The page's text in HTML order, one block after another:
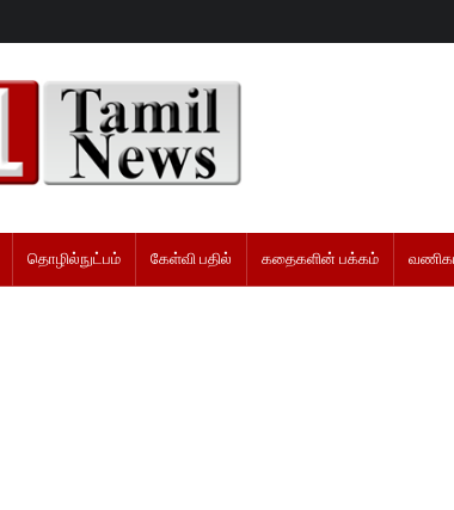
தொழில்நுட்பம் கேள்வி பதில் கதைகளின் பக்கம்